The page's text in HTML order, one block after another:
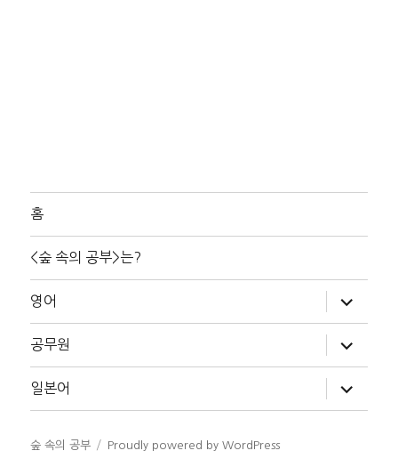
홈
<숲 속의 공부>는?
영어
위
메
뉴
확
장
공무원
위
메
뉴
확
장
일본어
위
메
숲 속의 공부 Proudly powered by WordPress